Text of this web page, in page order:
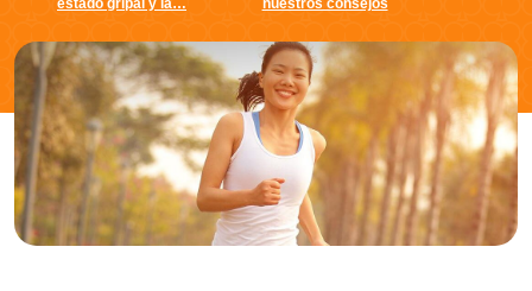
estado gripal y la…
nuestros consejos